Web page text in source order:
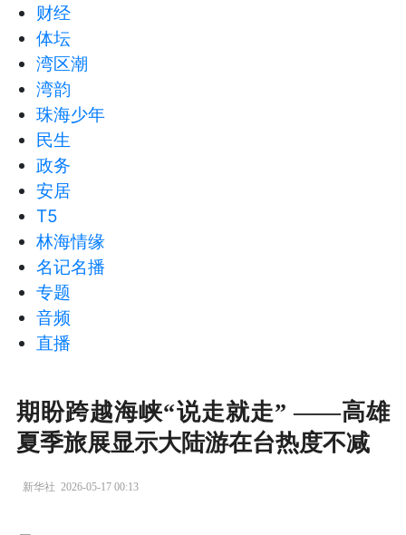
财经
体坛
湾区潮
湾韵
珠海少年
民生
政务
安居
T5
林海情缘
名记名播
专题
音频
直播
期盼跨越海峡“说走就走” ——高雄
夏季旅展显示大陆游在台热度不减
新华社 2026-05-17 00:13